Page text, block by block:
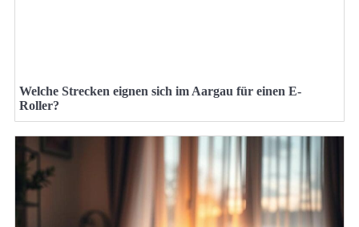
Welche Strecken eignen sich im Aargau für einen E-
Roller?